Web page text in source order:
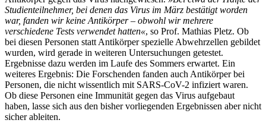
Studienteilnehmer, bei denen das Virus im März bestätigt worden
war, fanden wir keine Antikörper – obwohl wir mehrere
verschiedene Tests verwendet hatten«, so Prof. Mathias Pletz. Ob
bei diesen Personen statt Antikörper spezielle Abwehrzellen gebildet
wurden, wird gerade in weiteren Untersuchungen getestet.
Ergebnisse dazu werden im Laufe des Sommers erwartet. Ein
weiteres Ergebnis: Die Forschenden fanden auch Antikörper bei
Personen, die nicht wissentlich mit SARS-CoV-2 infiziert waren.
Ob diese Personen eine Immunität gegen das Virus aufgebaut
haben, lasse sich aus den bisher vorliegenden Ergebnissen aber nicht
sicher ableiten.